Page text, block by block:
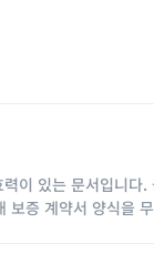
이 있는 문서입니다
증 계약서 양식을